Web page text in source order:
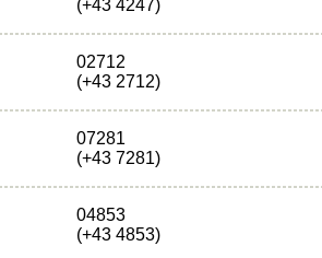
(+43 4247)
02712
(+43 2712)
07281
(+43 7281)
04853
(+43 4853)